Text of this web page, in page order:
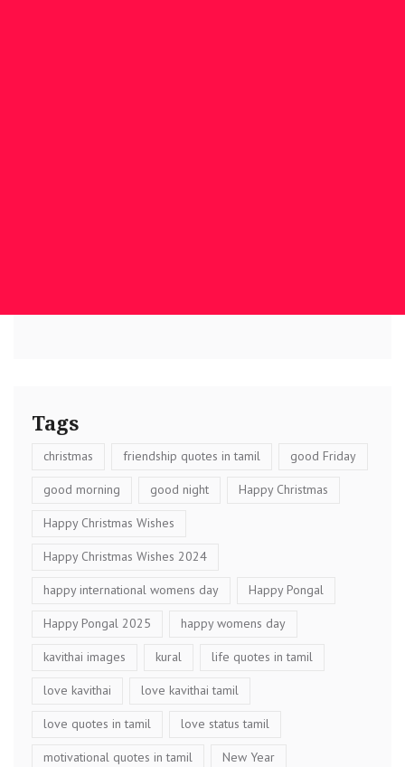
Tags
christmas friendship quotes in tamil good Friday
good morning good night Happy Christmas
Happy Christmas Wishes
Happy Christmas Wishes 2024
happy international womens day Happy Pongal
Happy Pongal 2025 happy womens day
kavithai images kural life quotes in tamil
love kavithai love kavithai tamil
love quotes in tamil love status tamil
motivational quotes in tamil New Year